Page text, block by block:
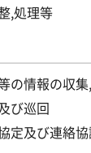
,処理等
の情報の収
び巡回
定及び連絡